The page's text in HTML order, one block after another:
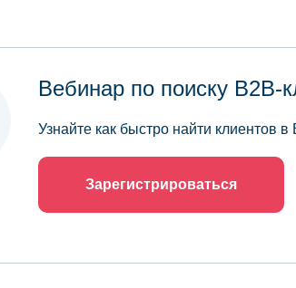
Вебинар по поиску B2B-
Узнайте как быстро найти
Зарегистрироваться